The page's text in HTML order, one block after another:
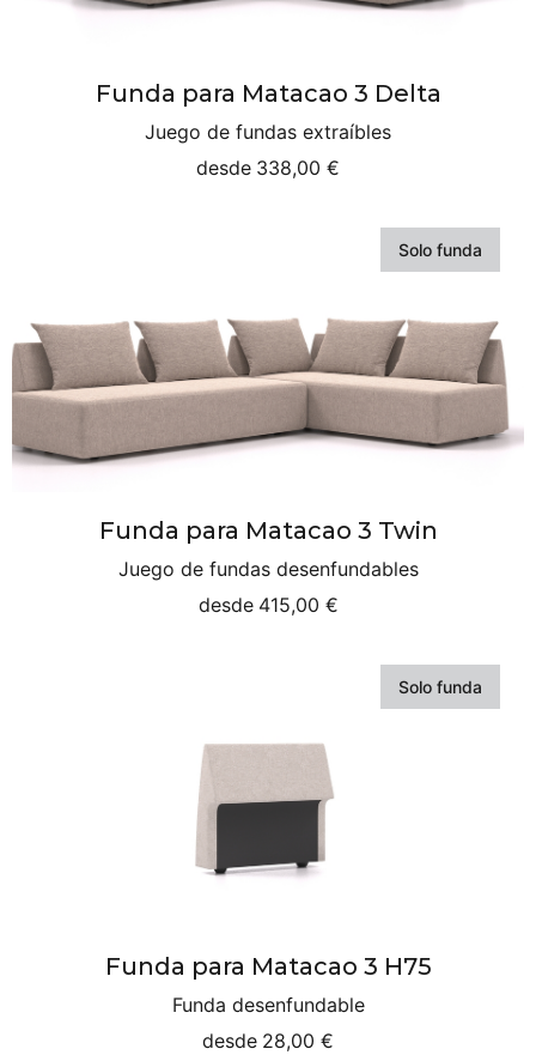
Funda para Matacao 3 Delta
Juego de fundas extraíbles
desde 338,00 €
Solo funda
Funda para Matacao 3 Twin
Juego de fundas desenfundables
desde 415,00 €
Solo funda
Funda para Matacao 3 H75
Funda desenfundable
desde 28,00 €